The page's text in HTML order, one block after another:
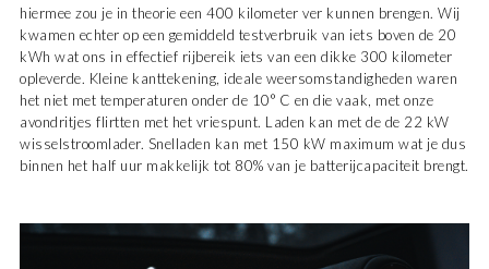
hiermee zou je in theorie een 400 kilometer ver kunnen brengen. Wij
kwamen echter op een gemiddeld testverbruik van iets boven de 20
kWh wat ons in effectief rijbereik iets van een dikke 300 kilometer
opleverde. Kleine kanttekening, ideale weersomstandigheden waren
het niet met temperaturen onder de 10° C en die vaak, met onze
avondritjes flirtten met het vriespunt. Laden kan met de de 22 kW
wisselstroomlader. Snelladen kan met 150 kW maximum wat je dus
binnen het half uur makkelijk tot 80% van je batterijcapaciteit brengt.